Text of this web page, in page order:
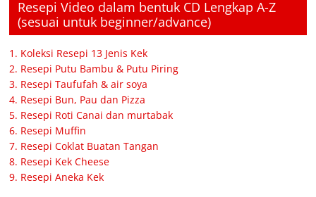
Resepi Video dalam bentuk CD Lengkap A-Z
(sesuai untuk beginner/advance)
1. Koleksi Resepi 13 Jenis Kek
2. Resepi Putu Bambu & Putu Piring
3. Resepi Taufufah & air soya
4. Resepi Bun, Pau dan Pizza
5. Resepi Roti Canai dan murtabak
6. Resepi Muffin
7. Resepi Coklat Buatan Tangan
8. Resepi Kek Cheese
9. Resepi Aneka Kek